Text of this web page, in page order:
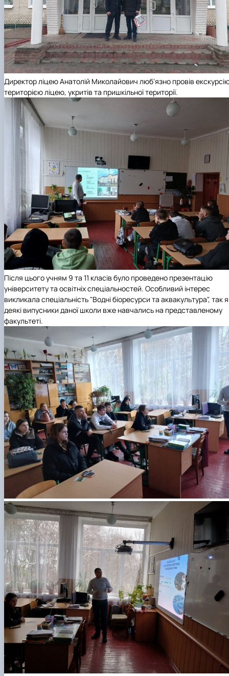
Директор ліцею Анатолій Миколайович люб'язно провів
територією ліцею, укритів та пришкільної території.
Після цього учням 9 та 11 класів було проведено презентацію
університету та освітніх спеціальностей. Особливий інтерес
викликала спеціальність "Водні біоресурси та аквакультура", так
деякі випусники даної школи вже навчались на представленому
факультеті.